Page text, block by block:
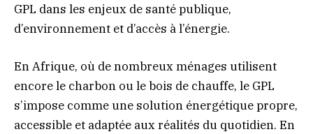
GPL dans les enjeux de santé publique,
d’environnement et d’accès à l’énergie.
En Afrique, où de nombreux ménages utilisent
encore le charbon ou le bois de chauffe, le GPL
s’impose comme une solution énergétique propre,
accessible et adaptée aux réalités du quotidien. En